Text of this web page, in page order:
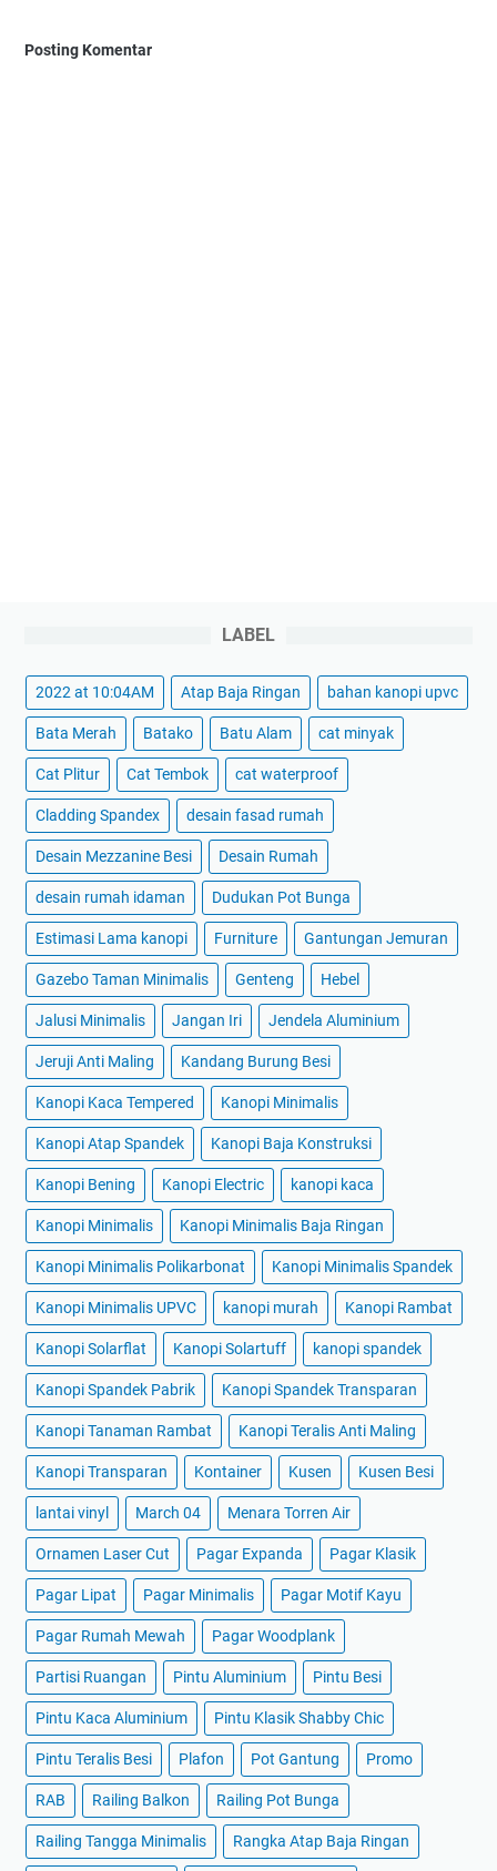
Posting Komentar
LABEL
2022 at 10:04AM Atap Baja Ringan bahan kanopi upvc
Bata Merah Batako Batu Alam cat minyak
Cat Plitur Cat Tembok cat waterproof
Cladding Spandex desain fasad rumah
Desain Mezzanine Besi Desain Rumah
desain rumah idaman Dudukan Pot Bunga
Estimasi Lama kanopi Furniture Gantungan Jemuran
Gazebo Taman Minimalis Genteng Hebel
Jalusi Minimalis Jangan Iri Jendela Aluminium
Jeruji Anti Maling Kandang Burung Besi
Kanopi Kaca Tempered Kanopi Minimalis
Kanopi Atap Spandek Kanopi Baja Konstruksi
Kanopi Bening Kanopi Electric kanopi kaca
Kanopi Minimalis Kanopi Minimalis Baja Ringan
Kanopi Minimalis Polikarbonat Kanopi Minimalis Spandek
Kanopi Minimalis UPVC kanopi murah Kanopi Rambat
Kanopi Solarflat Kanopi Solartuff kanopi spandek
Kanopi Spandek Pabrik Kanopi Spandek Transparan
Kanopi Tanaman Rambat Kanopi Teralis Anti Maling
Kanopi Transparan Kontainer Kusen Kusen Besi
lantai vinyl March 04 Menara Torren Air
Ornamen Laser Cut Pagar Expanda Pagar Klasik
Pagar Lipat Pagar Minimalis Pagar Motif Kayu
Pagar Rumah Mewah Pagar Woodplank
Partisi Ruangan Pintu Aluminium Pintu Besi
Pintu Kaca Aluminium Pintu Klasik Shabby Chic
Pintu Teralis Besi Plafon Pot Gantung Promo
RAB Railing Balkon Railing Pot Bunga
Railing Tangga Minimalis Rangka Atap Baja Ringan